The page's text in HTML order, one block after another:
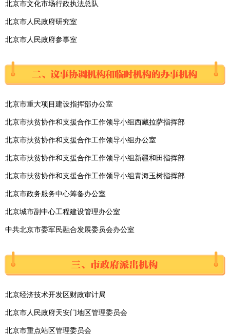
北京市文化市场行政执法总队
北京市人民政府研究室
北京市人民政府参事室
北京市重大项目建设指挥部办公室
北京市扶贫协作和支援合作工作领导小组西藏拉萨指挥部
北京市扶贫协作和支援合作工作领导小组办公室
北京市扶贫协作和支援合作工作领导小组新疆和田指挥部
北京市扶贫协作和支援合作工作领导小组青海玉树指挥部
北京市政务服务中心筹备办公室
北京城市副中心工程建设管理办公室
中共北京市委军民融合发展委员会办公室
北京经济技术开发区财政审计局
北京市人民政府天安门地区管理委员会
北京市重点站区管理委员会